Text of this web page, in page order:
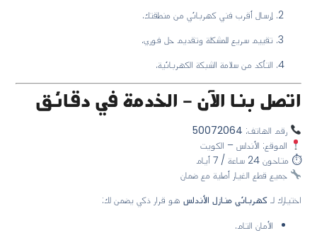
إرسال أقرب فني كهربائي من منطقتك.
تقييم سريع للمشكلة وتقديم حل فوري.
التأكد من سلامة الشبكة الكهربائية.
اتصل بنا الآن – الخدمة في دقائق
رقم الهاتف: 50072064
الموقع: الأندلس – الكويت
⏱ متاحون 24 ساعة / 7 أيام
جميع قطع الغيار أصلية مع ضمان
اختيارك لـكهربائي منازل الأندلس هو قرار ذكي يضمن لك:
الأمان التام.